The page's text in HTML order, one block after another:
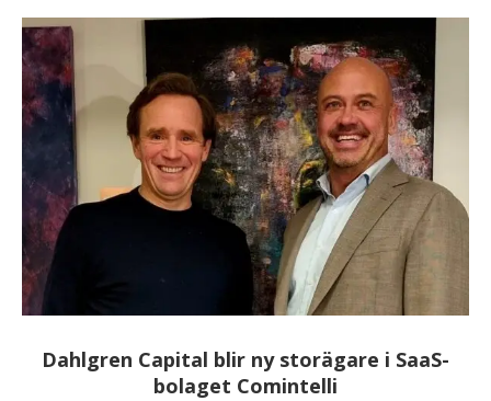
Dahlgren Capital blir ny storägare i SaaS-
bolaget Comintelli